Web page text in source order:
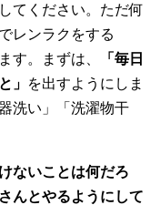
てください。ただ何
レンラクをする
す。まずは、
「毎日
」 を出すようにしま
洗い」「洗濯物干
ないことは何だろ
んとやるようにして